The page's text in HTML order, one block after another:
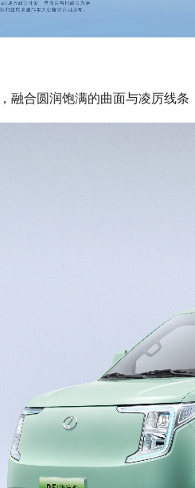
融合圆润饱满的曲面与凌厉线